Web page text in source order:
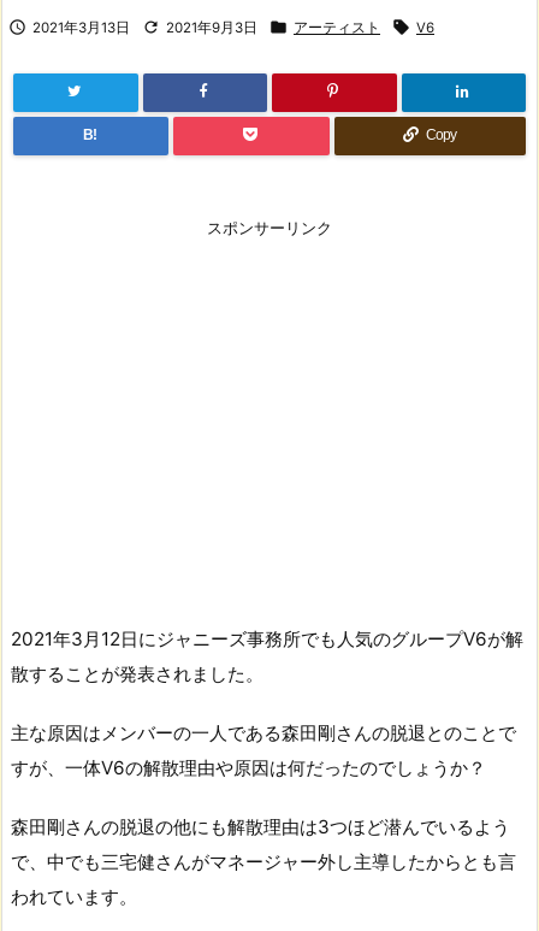
 2021年3月13日  2021年9月3日  アーティスト  V6
B! Copy
スポンサーリンク
2021年3月12日にジャニーズ事務所でも人気のグループV6が解
散することが発表されました。
主な原因はメンバーの一人である森田剛さんの脱退とのことで
すが、一体V6の解散理由や原因は何だったのでしょうか？
森田剛さんの脱退の他にも解散理由は3つほど潜んでいるよう
で、中でも三宅健さんがマネージャー外し主導したからとも言
われています。